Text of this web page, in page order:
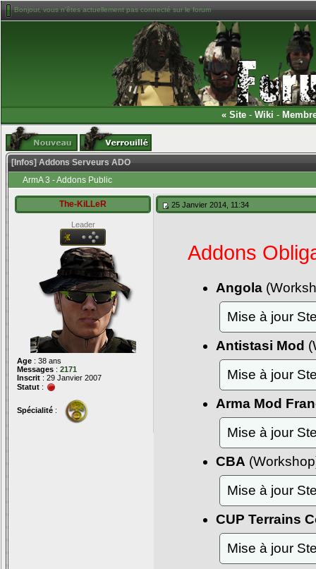
Bonjour, vous n'êtes actuellement pas connecté sur le forum
« Site - Wiki -
[Infos] Addons Serveurs ADO
ArmA 3 - Addons Public
The-KiLLeR
Leader
Age : 38 ans
Messages : 2171
Inscrit : 29 Janvier 2007
Statut :
Spécialité :
25 Janvier 2014, 11:34
Addons
Angola
Mise à jour
Antistasi Mod
Mise à jour
Arma Mod
Mise à jour
CBA
Mise à jour
CUP Terrains
Mise à jour